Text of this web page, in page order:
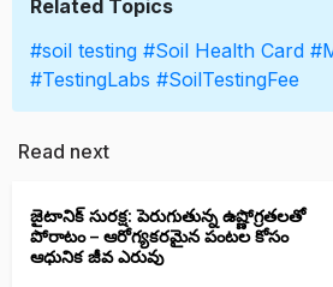
Related Topics
#soil testing #Soil Health Card
#TestingLabs #SoilTestingFee
Read next
జైటానిక్ సురక్ష: పెరుగుతున్న ఉష్ణోగ్రతలతో
పోరాటం – ఆరోగ్యకరమైన పంటల కోసం
ఆధునిక జీవ ఎరువు